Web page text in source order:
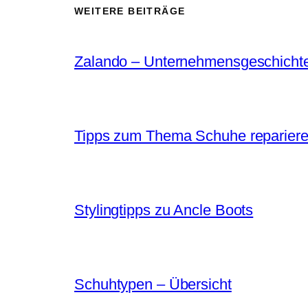
WEITERE BEITRÄGE
Zalando –
Tipps zum Thema Schuhe
Stylingtipps zu Ancle Boots
Schuhtypen – Übersicht